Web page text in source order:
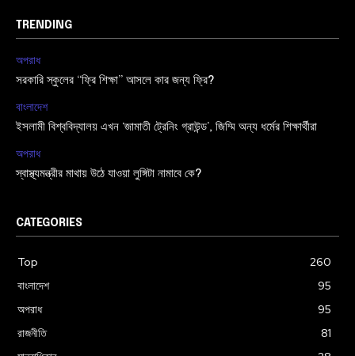
TRENDING
অপরাধ
সরকারি স্কুলের “ফ্রি শিক্ষা” আসলে কার জন্য ফ্রি?
বাংলাদেশ
ইসলামী বিশ্ববিদ্যালয় এখন ‘জামাতী ট্রেনিং গ্রাউন্ড’, জিম্মি অন্য ধর্মের শিক্ষার্থীরা
অপরাধ
স্বাস্থ্যমন্ত্রীর মাথায় উঠে যাওয়া লুঙ্গিটা নামাবে কে?
CATEGORIES
Top
260
বাংলাদেশ
95
অপরাধ
95
রাজনীতি
81